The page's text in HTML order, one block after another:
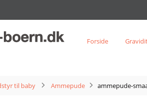
Forside
til baby Ammepude ammepude-